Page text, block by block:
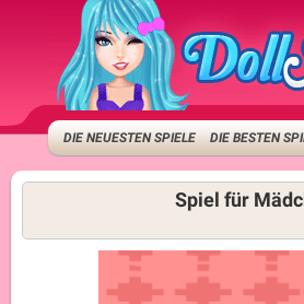
DIE NEUESTEN SPIELE DIE BESTEN
Spiel für